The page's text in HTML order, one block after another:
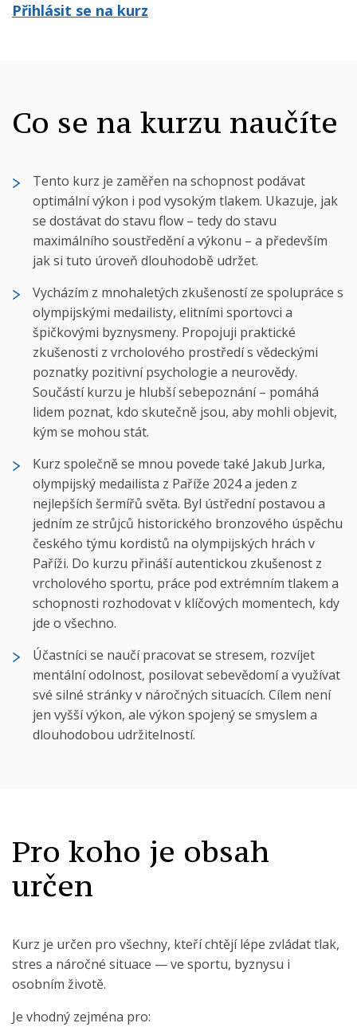
Přihlásit se na kurz
Co se na kurzu naučíte
Tento kurz je zaměřen na schopnost podávat
optimální výkon i pod vysokým tlakem. Ukazuje, jak
se dostávat do stavu flow – tedy do stavu
maximálního soustředění a výkonu – a především
jak si tuto úroveň dlouhodobě udržet.
Vycházím z mnohaletých zkušeností ze spolupráce s
olympijskými medailisty, elitními sportovci a
špičkovými byznysmeny. Propojuji praktické
zkušenosti z vrcholového prostředí s vědeckými
poznatky pozitivní psychologie a neurovědy.
Součástí kurzu je hlubší sebepoznání – pomáhá
lidem poznat, kdo skutečně jsou, aby mohli objevit,
kým se mohou stát.
Kurz společně se mnou povede také Jakub Jurka,
olympijský medailista z Paříže 2024 a jeden z
nejlepších šermířů světa. Byl ústřední postavou a
jedním ze strůjců historického bronzového úspěchu
českého týmu kordistů na olympijských hrách v
Paříži. Do kurzu přináší autentickou zkušenost z
vrcholového sportu, práce pod extrémním tlakem a
schopnosti rozhodovat v klíčových momentech, kdy
jde o všechno.
Účastníci se naučí pracovat se stresem, rozvíjet
mentální odolnost, posilovat sebevědomí a využívat
své silné stránky v náročných situacích. Cílem není
jen vyšší výkon, ale výkon spojený se smyslem a
dlouhodobou udržitelností.
Pro koho je obsah
určen
Kurz je určen pro všechny, kteří chtějí lépe zvládat tlak,
stres a náročné situace — ve sportu, byznysu i
osobním životě.
Je vhodný zejména pro: